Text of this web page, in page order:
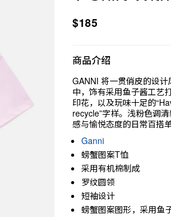
$185
商品介绍
GANNI 将一贯俏皮的设
中，饰有采用鱼子酱工艺
印花，以及玩味十足的
recycle”字样。浅粉色调
感与愉悦态度的日常百搭单
Ganni
螃蟹图案T恤
采用有机棉制成
罗纹圆领
短袖设计
螃蟹图案图形，采用鱼